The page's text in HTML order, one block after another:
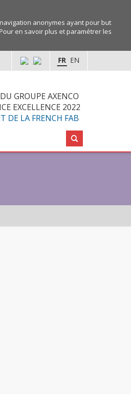
anonymes ayant pour but
en savoir plus et paramétrer les
EN
FR
GROUPE AXENCO
EXCELLENCE 2022
DE LA FRENCH FAB